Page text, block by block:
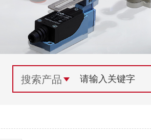
视频中心
电气百科
常见问题
技术支持
生产设备
组织机构
联系欣灵